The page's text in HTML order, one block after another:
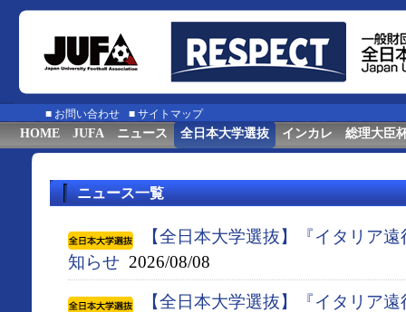
■ お問い合わせ ■ サイトマップ
HOME JUFA ニュース 全日本大学選抜 インカレ 総理大臣
ニュース一覧
【全日本大学選抜】『イタリア
知らせ 2026/08/08
【全日本大学選抜】『イタリア